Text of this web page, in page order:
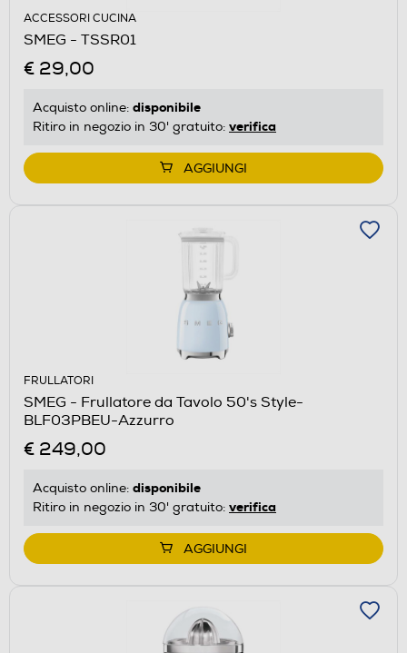
ACCESSORI CUCINA
SMEG - TSSR01
€ 29,00
Acquisto online: disponibile
Ritiro in negozio in 30' gratuito: verifica
AGGIUNGI
FRULLATORI
SMEG - Frullatore da Tavolo 50's Style-
BLF03PBEU-Azzurro
€ 249,00
Acquisto online: disponibile
Ritiro in negozio in 30' gratuito: verifica
AGGIUNGI